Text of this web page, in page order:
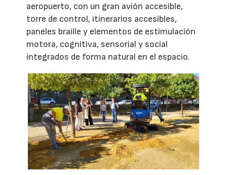
aeropuerto, con un gran avión accesible,
torre de control, itinerarios accesibles,
paneles braille y elementos de estimulación
motora, cognitiva, sensorial y social
integrados de forma natural en el espacio.